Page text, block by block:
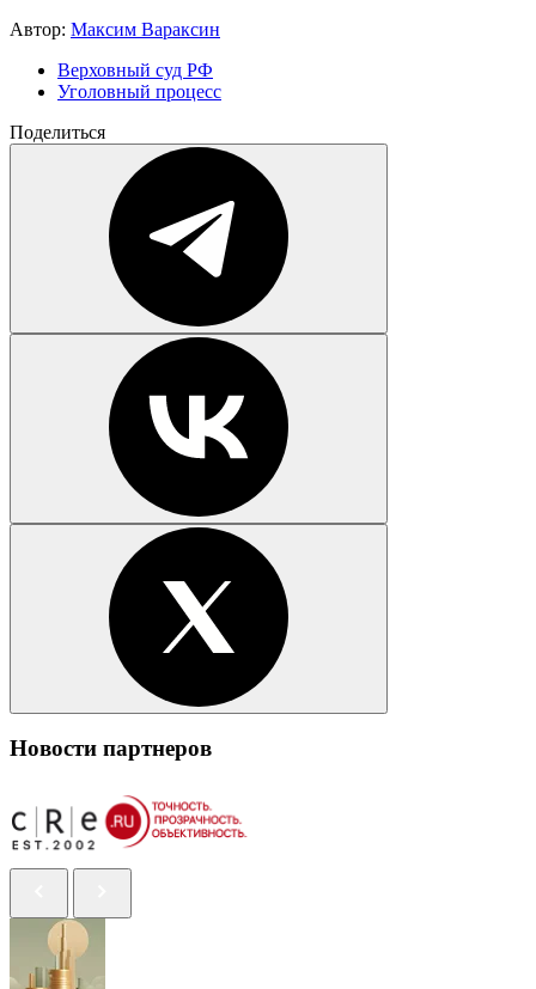
Автор: Максим Вараксин
Верховный суд РФ
Уголовный процесс
Поделиться
Новости партнеров